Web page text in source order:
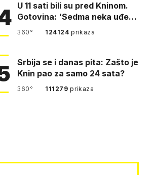
U 11 sati bili su pred Kninom.
Gotovina: 'Sedma neka uđe,
4. gardijska neka g…
360° 124124prikaza
Srbija se i danas pita: Zašto je
Knin pao za samo 24 sata?
360° 111279prikaza